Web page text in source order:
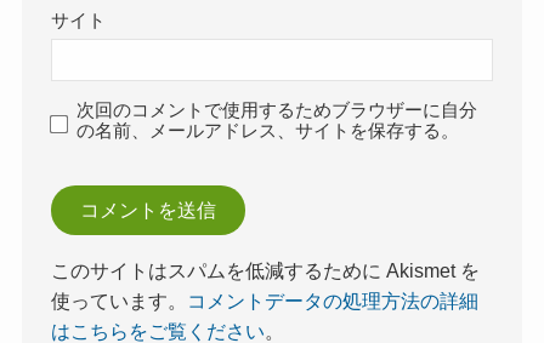
サイト
次回のコメントで使用するためブラウザーに自分
の名前、メールアドレス、サイトを保存する。
このサイトはスパムを低減するために Akismet を
使っています。
コメントデータの処理方法の詳細
はこちらをご覧ください